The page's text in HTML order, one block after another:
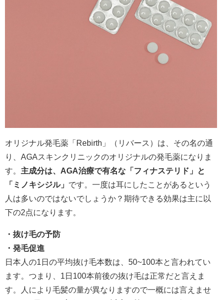
オリジナル発毛薬「Rebirth」（リバース）は、その名の通
り、AGAスキンクリニックのオリジナルの発毛薬になりま
す。 主成分は、AGA治療で有名な「フィナステリド」と
「ミノキシジル」 です。一度は耳にしたことがあるという
人は多いのではないでしょうか？期待できる効果は主に以
下の2点になります。
・抜け毛の予防
・発毛促進
日本人の1日の平均抜け毛本数は、50~100本と言われてい
ます。つまり、1日100本前後の抜け毛は正常だと言えま
す。人により毛髪の量が異なりますので一概には言えませ